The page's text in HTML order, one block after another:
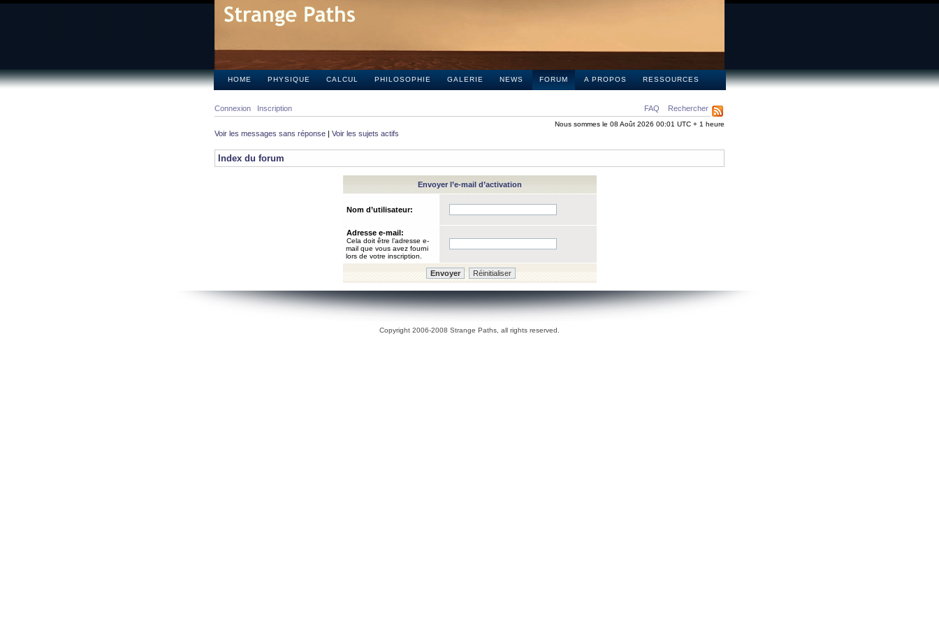
HOME PHYSIQUE CALCUL PHILOSOPHIE GALERIE NEWS FORUM A PROPOS RESSOURCES
FAQ Rechercher
Connexion Inscription
Nous sommes le 08 Août 2026 00:01 UTC + 1 heure
Voir les messages sans réponse | Voir les sujets actifs
Index du forum
Envoyer l’e-mail d’activation
Nom d’utilisateur:
Adresse e-mail:
Cela doit être l’adresse e-
mail que vous avez fourni
lors de votre inscription.
Copyright 2006-2008 Strange Paths, all rights reserved.